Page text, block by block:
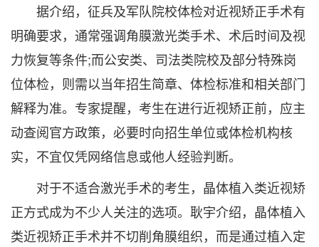
据介绍，征兵及军队院校体检对近视矫正手术有
明确要求，通常强调角膜激光类手术、术后时间及视
力恢复等条件;而公安类、司法类院校及部分特殊岗
位体检，则需以当年招生简章、体检标准和相关部门
解释为准。专家提醒，考生在进行近视矫正前，应主
动查阅官方政策，必要时向招生单位或体检机构核
实，不宜仅凭网络信息或他人经验判断。
对于不适合激光手术的考生，晶体植入类近视矫
正方式成为不少人关注的选项。耿宇介绍，晶体植入
类近视矫正手术并不切削角膜组织，而是通过植入定